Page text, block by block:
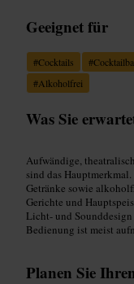
Geeignet für
#Cocktails #
#Alkoholfrei
Was Sie
Aufwändige,
sind das
Getränke sowie
Gerichte und
Licht- und
Bedienung ist meist
Planen Sie